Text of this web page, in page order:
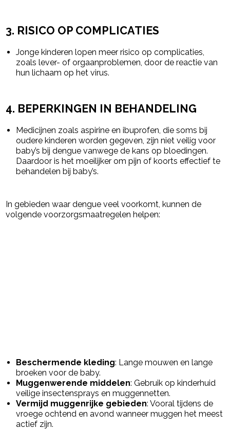
3. RISICO OP COMPLICATIES
Jonge kinderen lopen meer risico op complicaties,
zoals lever- of orgaanproblemen, door de reactie van
hun lichaam op het virus.
4. BEPERKINGEN IN BEHANDELING
Medicijnen zoals aspirine en ibuprofen, die soms bij
oudere kinderen worden gegeven, zijn niet veilig voor
baby’s bij dengue vanwege de kans op bloedingen.
Daardoor is het moeilijker om pijn of koorts effectief te
behandelen bij baby’s.
In gebieden waar dengue veel voorkomt, kunnen de
volgende voorzorgsmaatregelen helpen:
Beschermende kleding: Lange mouwen en lange
broeken voor de baby.
Muggenwerende middelen: Gebruik op kinderhuid
veilige insectensprays en muggennetten.
Vermijd muggenrijke gebieden: Vooral tijdens de
vroege ochtend en avond wanneer muggen het meest
actief zijn.